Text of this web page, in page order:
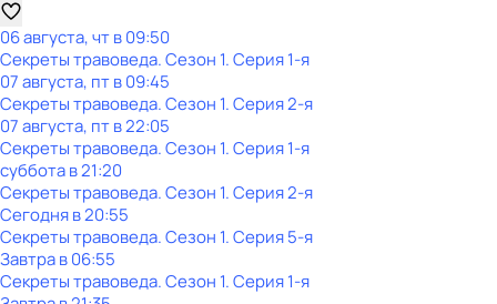
06 августа, чт в 09:50
Секреты травоведа. Сезон 1. Серия 1-я
07 августа, пт в 09:45
Секреты травоведа. Сезон 1. Серия 2-я
07 августа, пт в 22:05
Секреты травоведа. Сезон 1. Серия 1-я
субботав21:20
Секреты травоведа. Сезон 1. Серия 2-я
Сегодня в 20:55
Секреты травоведа. Сезон 1. Серия 5-я
Завтра в 06:55
Секреты травоведа. Сезон 1. Серия 1-я